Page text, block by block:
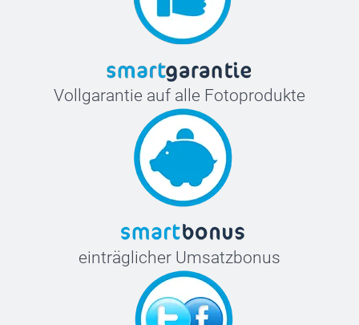
Vollgarantie auf alle Fotoprodukte
einträglicher Umsatzbonus